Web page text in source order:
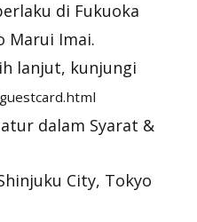
di Fukuoka
Marui Imai.
lanjut, kunjungi
dalam Syarat &
City, Tokyo